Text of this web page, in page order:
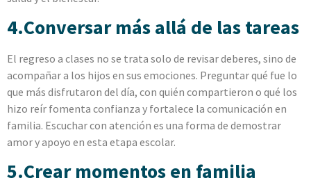
4.Conversar más allá de las tareas
El regreso a clases no se trata solo de revisar deberes, sino de
acompañar a los hijos en sus emociones. Preguntar qué fue lo
que más disfrutaron del día, con quién compartieron o qué los
hizo reír fomenta confianza y fortalece la comunicación en
familia. Escuchar con atención es una forma de demostrar
amor y apoyo en esta etapa escolar.
5.Crear momentos en familia